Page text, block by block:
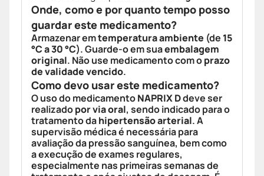
Onde, como e por quanto tempo posso
guardar este medicamento?
Armazenar emtemperatura ambiente (de 15
°C a 30 °C). Guarde-o em suaembalagem
original. Não use medicamento com oprazo
de validade vencido.
Como devo usar este medicamento?
O uso do medicamentoNAPRIX Ddeve ser
realizadopor via oral, sendo indicado para o
tratamento dahipertensão arterial. A
supervisão médica é necessária para
avaliação da pressão sanguínea, bem como
a execução de exames regulares,
especialmente nas primeiras semanas de